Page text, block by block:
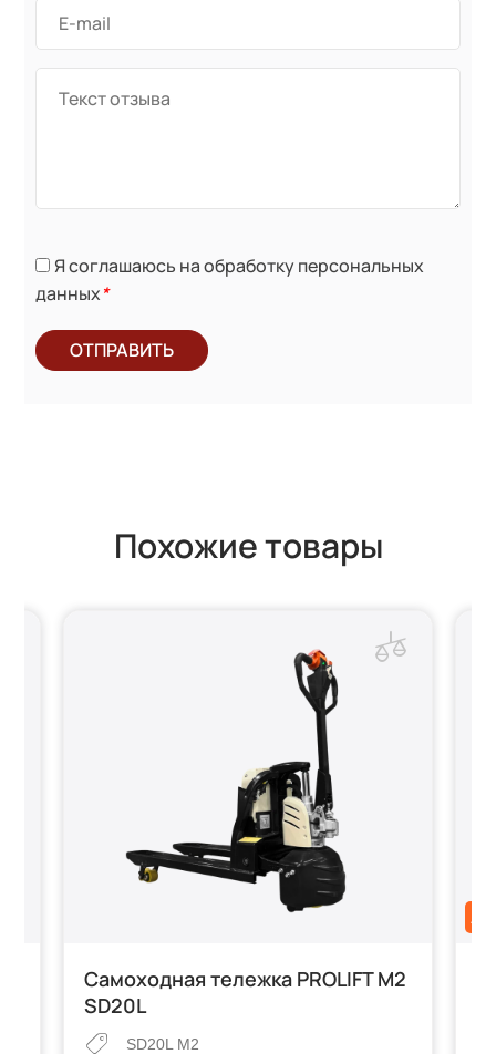
Я соглашаюсь на обработку персональных
данных*
ОТПРАВИТЬ
Похожие товары
Самоходная тележка PROLIFT M2
SD20L
SD20L M2